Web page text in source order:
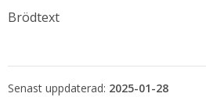
Brödtext
Senast uppdaterad: 2025-01-28